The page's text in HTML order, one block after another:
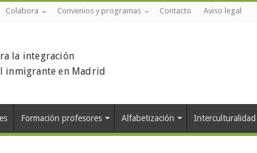
Colabora Convenios y programas Contacto Aviso legal
la integración
inmigrante en Madrid
Formación profesores Alfabetización Interculturalidad